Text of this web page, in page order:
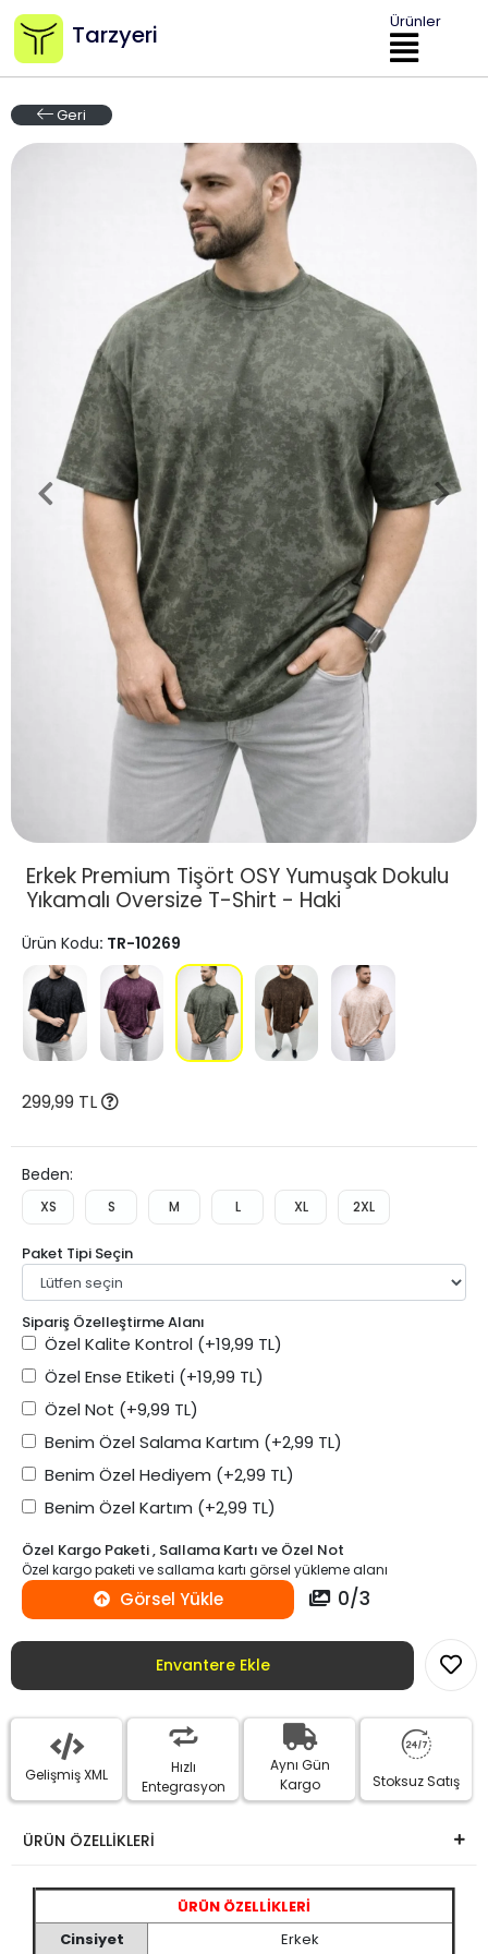
Tarzyeri Ürünler
Geri
Erkek Premium Tişört OSY Yumuşak Dokulu
Yıkamalı Oversize T-Shirt - Haki
Ürün Kodu: TR-10269
299,99 TL
Beden:
XS S M L XL 2XL
Paket Tipi Seçin
Sipariş Özelleştirme Alanı
Özel Kalite Kontrol (+19,99 TL)
Özel Ense Etiketi (+19,99 TL)
Özel Not (+9,99 TL)
Benim Özel Salama Kartım (+2,99 TL)
Benim Özel Hediyem (+2,99 TL)
Benim Özel Kartım (+2,99 TL)
Özel Kargo Paketi , Sallama Kartı ve Özel Not
Özel kargo paketi ve sallama kartı görsel yükleme alanı
Görsel Yükle 0/3
Envantere Ekle
Gelişmiş XML
Hızlı
Entegrasyon
Aynı Gün
Kargo
Stoksuz Satış
ÜRÜN ÖZELLİKLERİ
ÜRÜN ÖZELLİKLERİ
Cinsiyet
Erkek